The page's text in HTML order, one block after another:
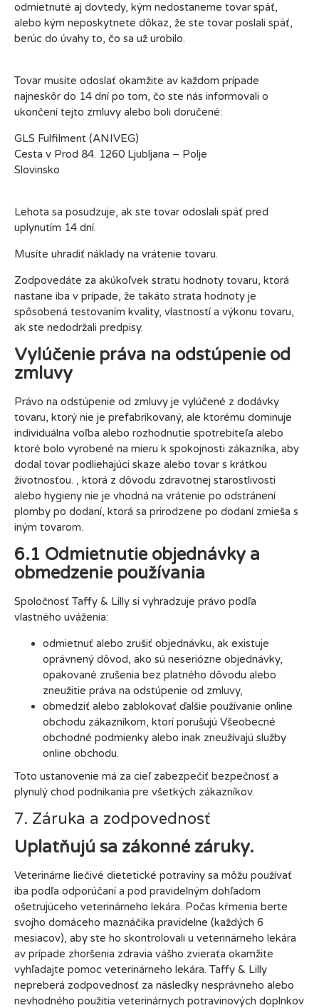
odmietnuté aj dovtedy, kým nedostaneme tovar späť,
alebo kým neposkytnete dôkaz, že ste tovar poslali späť,
berúc do úvahy to, čo sa už urobilo.
Tovar musíte odoslať okamžite av každom prípade
najneskôr do 14 dní po tom, čo ste nás informovali o
ukončení tejto zmluvy alebo boli doručené:
GLS Fulfilment (ANIVEG)
Cesta v Prod 84. 1260 Ljubljana – Polje
Slovinsko
Lehota sa posudzuje, ak ste tovar odoslali späť pred
uplynutím 14 dní.
Musíte uhradiť náklady na vrátenie tovaru.
Zodpovedáte za akúkoľvek stratu hodnoty tovaru, ktorá
nastane iba v prípade, že takáto strata hodnoty je
spôsobená testovaním kvality, vlastností a výkonu tovaru,
ak ste nedodržali predpisy.
Vylúčenie práva na odstúpenie od
zmluvy
Právo na odstúpenie od zmluvy je vylúčené z dodávky
tovaru, ktorý nie je prefabrikovaný, ale ktorému dominuje
individuálna voľba alebo rozhodnutie spotrebiteľa alebo
ktoré bolo vyrobené na mieru k spokojnosti zákazníka, aby
dodal tovar podliehajúci skaze alebo tovar s krátkou
životnosťou. , ktorá z dôvodu zdravotnej starostlivosti
alebo hygieny nie je vhodná na vrátenie po odstránení
plomby po dodaní, ktorá sa prirodzene po dodaní zmieša s
iným tovarom.
6.1 Odmietnutie objednávky a
obmedzenie používania
Spoločnosť Taffy & Lilly si vyhradzuje právo podľa
vlastného uváženia:
odmietnuť alebo zrušiť objednávku, ak existuje
oprávnený dôvod, ako sú neseriózne objednávky,
opakované zrušenia bez platného dôvodu alebo
zneužitie práva na odstúpenie od zmluvy,
obmedziť alebo zablokovať ďalšie používanie online
obchodu zákazníkom, ktorí porušujú Všeobecné
obchodné podmienky alebo inak zneužívajú služby
online obchodu.
Toto ustanovenie má za cieľ zabezpečiť bezpečnosť a
plynulý chod podnikania pre všetkých zákazníkov.
7. Záruka a zodpovednosť
Uplatňujú sa zákonné záruky.
Veterinárne liečivé dietetické potraviny sa môžu používať
iba podľa odporúčaní a pod pravidelným dohľadom
ošetrujúceho veterinárneho lekára. Počas kŕmenia berte
svojho domáceho maznáčika pravidelne (každých 6
mesiacov), aby ste ho skontrolovali u veterinárneho lekára
av prípade zhoršenia zdravia vášho zvieraťa okamžite
vyhľadajte pomoc veterinárneho lekára. Taffy & Lilly
nepreberá zodpovednosť za následky nesprávneho alebo
nevhodného použitia veterinárnych potravinových doplnkov